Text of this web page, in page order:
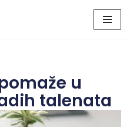
u
talenata